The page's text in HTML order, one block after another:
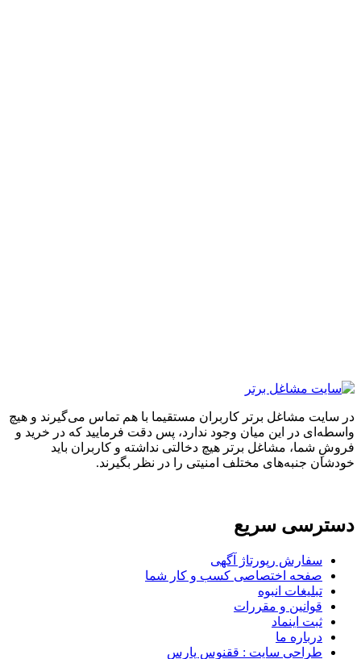
مشاغل برتر کاربران مستقیما با هم تماس می‌گیرند و هیچ
در این میان وجود ندارد، پس دقت فرمایید که در خرید و
شما، مشاغل برتر هیچ دخالتی نداشته و کاربران باید
جنبه‌های مختلف امنیتی را در نظر بگیرند.
سریع
سفارش رپورتاژ آگهی
صفحه اختصاصی کسب و کار شما
تبلیغات انبوه
قوانین و مقررات
ثبت اینماد
درباره ما
طراحی سایت : ققنوس پارس